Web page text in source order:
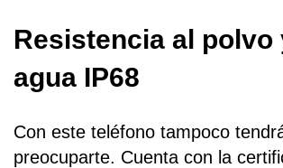
Resistencia al polvo
agua IP68
Con este teléfono tampoco
preocuparte. Cuenta con la